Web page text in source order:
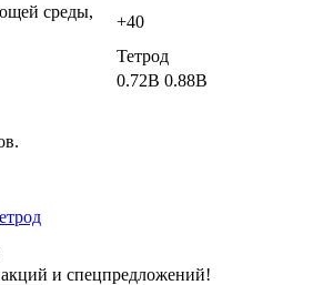
среды,
+40
Тетрод
0.72В 0.88В
и спецпредложений!